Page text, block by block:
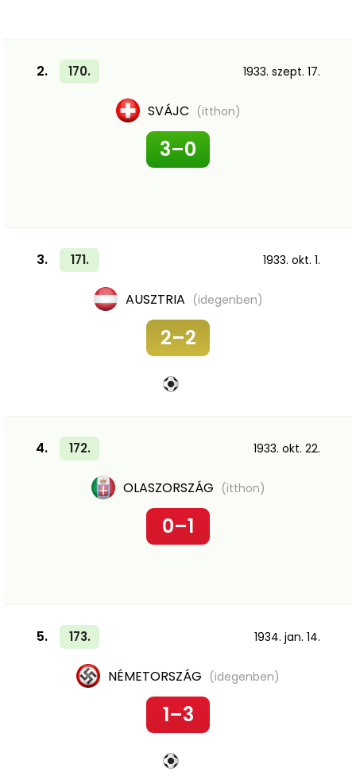
2. 170. 1933. szept. 17.
SVÁJC (itthon)
3–0
3. 171. 1933. okt. 1.
AUSZTRIA (idegenben)
2–2
4. 172. 1933. okt. 22.
OLASZORSZÁG (itthon)
0–1
5. 173. 1934. jan. 14.
NÉMETORSZÁG (idegenben)
1–3